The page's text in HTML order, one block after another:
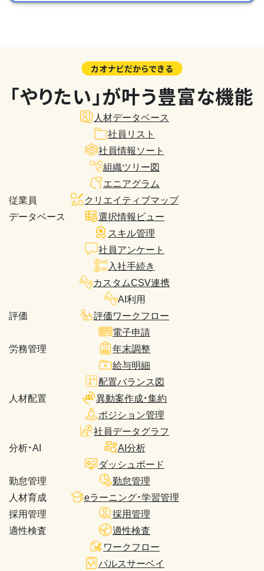
カオナビだからできる
「やりたい」が叶う豊富な機能
従業員
データベース
人材データベース
社員リスト
社員情報ソート
組織ツリー図
エニアグラム
クリエイティブマップ
選択情報ビュー
スキル管理
社員アンケート
入社手続き
カスタムCSV連携
AI利用
評価
評価ワークフロー
労務管理
電子申請
年末調整
給与明細
人材配置
配置バランス図
異動案作成・集約
ポジション管理
分析・AI
社員データグラフ
AI分析
ダッシュボード
勤怠管理
勤怠管理
人材育成
eラーニング・学習管理
採用管理
採用管理
適性検査
適性検査
ワークフロー
パルスサーベイ